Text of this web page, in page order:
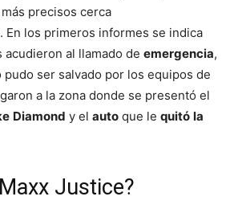
precisos cerca
. En los primeros informes se indica
al llamado de emergencia,
ser salvado por los equipos de
a la zona donde se presentó el
Diamond y el auto que le quitó la
Justice?